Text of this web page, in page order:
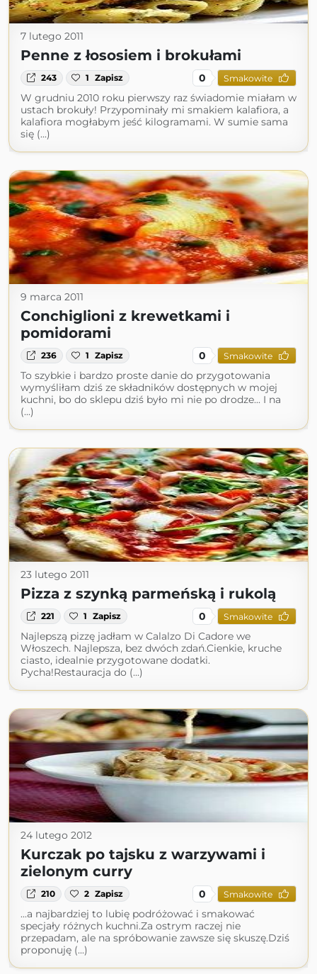
7 lutego 2011
Penne z łososiem i brokułami
243 1 Zapisz 0 Smakowite
W grudniu 2010 roku pierwszy raz świadomie miałam w
ustach brokuły! Przypominały mi smakiem kalafiora, a
kalafiora mogłabym jeść kilogramami. W sumie sama
się (...)
9 marca 2011
Conchiglioni z krewetkami i
pomidorami
236 1 Zapisz 0 Smakowite
To szybkie i bardzo proste danie do przygotowania
wymyśliłam dziś ze składników dostępnych w mojej
kuchni, bo do sklepu dziś było mi nie po drodze... I na
(...)
23 lutego 2011
Pizza z szynką parmeńską i rukolą
221 1 Zapisz 0 Smakowite
Najlepszą pizzę jadłam w Calalzo Di Cadore we
Włoszech. Najlepsza, bez dwóch zdań.Cienkie, kruche
ciasto, idealnie przygotowane dodatki.
Pycha!Restauracja do (...)
24 lutego 2012
Kurczak po tajsku z warzywami i
zielonym curry
210 2 Zapisz 0 Smakowite
...a najbardziej to lubię podróżować i smakować
specjały różnych kuchni.Za ostrym raczej nie
przepadam, ale na spróbowanie zawsze się skuszę.Dziś
proponuję (...)